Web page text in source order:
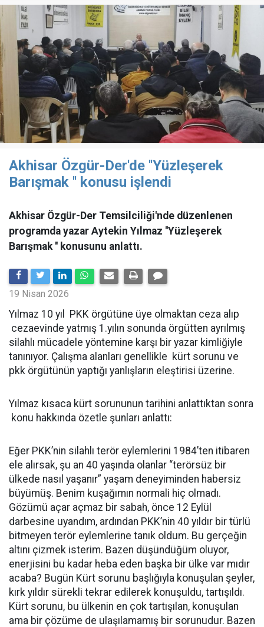
Akhisar Özgür-Der'de ''Yüzleşerek
Barışmak '' konusu işlendi
Akhisar Özgür-Der Temsilciliği'nde düzenlenen
programda yazar Aytekin Yılmaz ''Yüzleşerek
Barışmak '' konusunu anlattı.
19 Nisan 2026
Yılmaz 10 yıl PKK örgütüne üye olmaktan ceza alıp
cezaevinde yatmış 1.yılın sonunda örgütten ayrılmış
silahlı mücadele yöntemine karşı bir yazar kimliğiyle
tanınıyor. Çalışma alanları genellikle kürt sorunu ve
pkk örgütünün yaptığı yanlışların eleştirisi üzerine.
Yılmaz kısaca kürt sorununun tarihini anlattıktan sonra
konu hakkında özetle şunları anlattı:
Eğer PKK’nin silahlı terör eylemlerini 1984’ten itibaren
ele alırsak, şu an 40 yaşında olanlar “terörsüz bir
ülkede nasıl yaşanır” yaşam deneyiminden habersiz
büyümüş. Benim kuşağımın normali hiç olmadı.
Gözümü açar açmaz bir sabah, önce 12 Eylül
darbesine uyandım, ardından PKK’nin 40 yıldır bir türlü
bitmeyen terör eylemlerine tanık oldum. Bu gerçeğin
altını çizmek isterim. Bazen düşündüğüm oluyor,
enerjisini bu kadar heba eden başka bir ülke var mıdır
acaba? Bugün Kürt sorunu başlığıyla konuşulan şeyler,
kırk yıldır sürekli tekrar edilerek konuşuldu, tartışıldı.
Kürt sorunu, bu ülkenin en çok tartışılan, konuşulan
ama bir çözüme de ulaşılamamış bir sorunudur. Bazen